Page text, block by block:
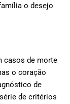
o desejo
casos de morte
o coração
de
de critérios